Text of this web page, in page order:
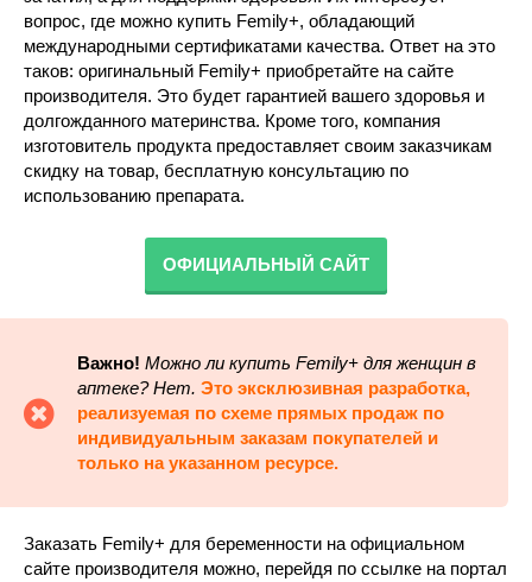
вопрос, где можно купить Femily+, обладающий
международными сертификатами качества. Ответ на это
таков: оригинальный Femily+ приобретайте на сайте
производителя. Это будет гарантией вашего здоровья и
долгожданного материнства. Кроме того, компания
изготовитель продукта предоставляет своим заказчикам
скидку на товар, бесплатную консультацию по
использованию препарата.
ОФИЦИАЛЬНЫЙ САЙТ
Важно! Можно ли купить Femily+ для женщин в
аптеке? Нет. Это эксклюзивная разработка,
реализуемая по схеме прямых продаж по
индивидуальным заказам покупателей и
только на указанном ресурсе.
Заказать Femily+ для беременности на официальном
сайте производителя можно, перейдя по ссылке на портал